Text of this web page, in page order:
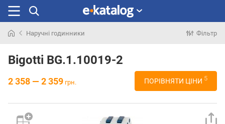
раніше
Наручні годинники Фільтр
Bigotti BG.1.10019-2
2 358 — 2 359 грн. ПОРІВНЯТИ ЦІНИ 5